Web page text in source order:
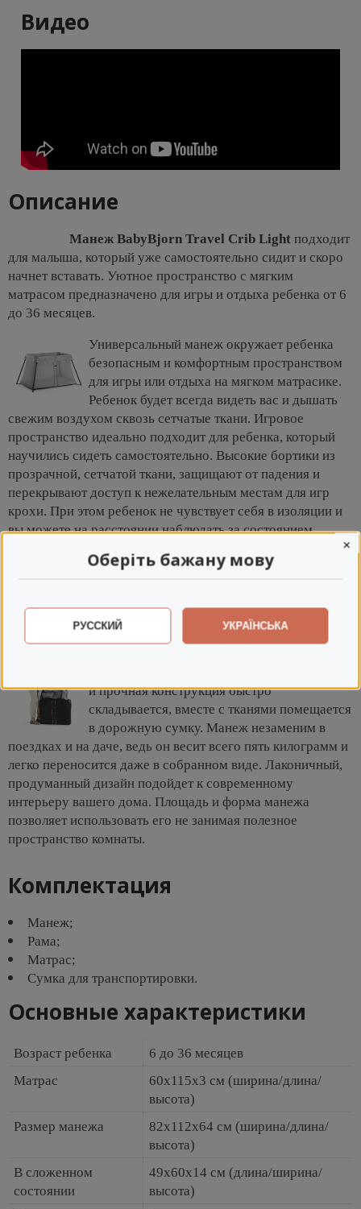
Видео
Описание
Манеж BabyBjorn Travel Crib Light подходит
для малыша, который уже самостоятельно сидит и скоро
начнет вставать. Уютное пространство с мягким
матрасом предназначено для игры и отдыха ребенка от 6
до 36 месяцев.
Универсальный манеж окружает ребенка
безопасным и комфортным пространством
для игры или отдыха на мягком матрасике.
Ребенок будет всегда видеть вас и дышать
свежим воздухом сквозь сетчатые ткани. Игровое
пространство идеально подходит для ребенка, который
научились сидеть самостоятельно. Высокие бортики из
прозрачной, сетчатой ткани, защищают от падения и
перекрывают доступ к нежелательным местам для игр
крохи. При этом ребенок не чувствует себя в изоляции и
вы можете на расстоянии наблюдать за состоянием
защищенности, уюта внутри. Мягкий матрас на дне
ровную, устойчивую поверхность.
и прочная конструкция быстро
складывается, вместе с тканями помещается
в дорожную сумку. Манеж незаменим в
поездках и на даче, ведь он весит всего пять килограмм и
легко переносится даже в собранном виде. Лаконичный,
продуманный дизайн подойдет к современному
интерьеру вашего дома. Площадь и форма манежа
позволяет использовать его не занимая полезное
пространство комнаты.
Комплектация
Манеж;
Рама;
Матрас;
Сумка для транспортировки.
Основные характеристики
Возраст ребенка
6 до 36 месяцев
Матрас
60х115х3 см (ширина/длина/
высота)
Размер манежа
82х112х64 см (ширина/длина/
высота)
В сложенном
состоянии
49х60х14 см (длина/ширина/
высота)
Оберіть бажану мову
×
РУССКИЙ УКРАЇНСЬКА